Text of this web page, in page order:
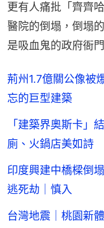
更有人痛批「齊齊
醫院的倒塌，倒塌
是吸血鬼的政府衙
荊州1.7億關公像被
忘的巨型建築
「建築界奧斯卡
廁、火鍋店美如詩
印度興建中橋樑
逃死劫｜慎入
台灣地震｜桃園新